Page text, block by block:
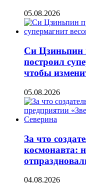
05.08.2026
Си Цзиньпин
построил
чтобы
05.08.2026
За что
космонавта:
04.08.2026